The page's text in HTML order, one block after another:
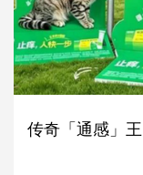
传奇「通感」